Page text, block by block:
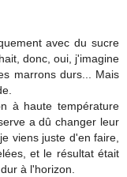
avec du sucre
donc, oui, j'imagine
marrons durs... Mais
à haute température
a dû changer leur
viens juste d'en faire,
et le résultat était
à l'horizon.